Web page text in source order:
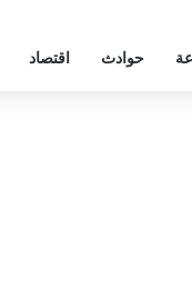
حوادث اقتصاد